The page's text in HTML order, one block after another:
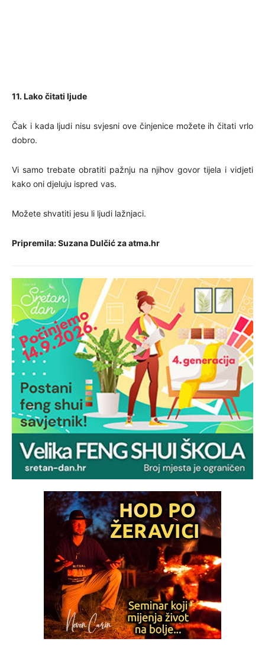
11. Lako čitati ljude
Čak i kada ljudi nisu svjesni ove činjenice možete ih čitati vrlo
dobro.
Vi samo trebate obratiti pažnju na njihov govor tijela i vidjeti
kako oni djeluju ispred vas.
Možete shvatiti jesu li ljudi lažnjaci.
Pripremila: Suzana Dulčić za atma.hr